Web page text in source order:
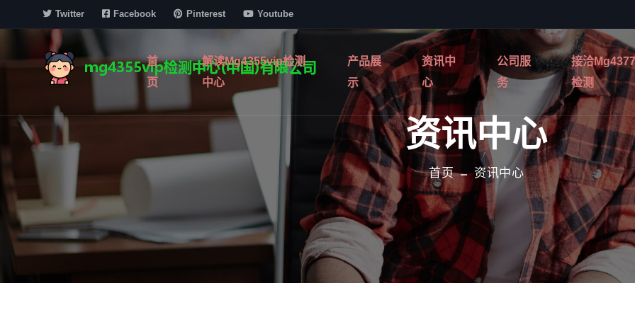
Twitter Facebook Pinterest Youtube
首
页
解读mg4355vip检测
中心
产品展
示
资讯中
心
公司服
务
接洽
检测
资讯中心
首页 资讯中心